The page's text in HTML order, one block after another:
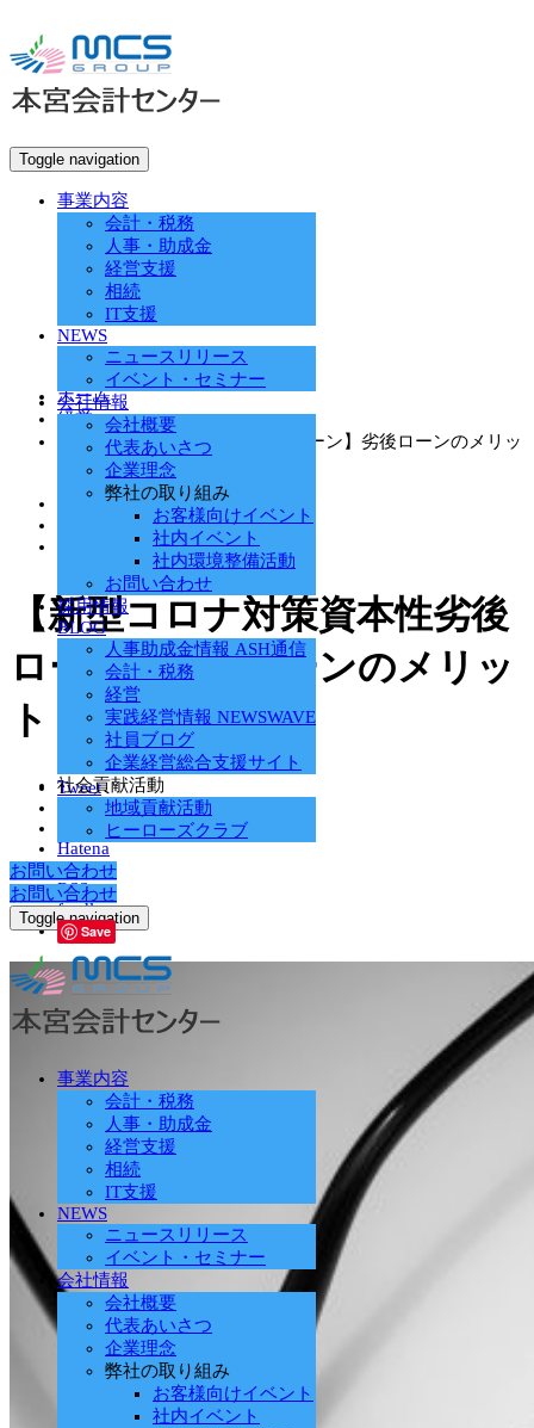
Toggle navigation
事業内容
会計・税務
人事・助成金
経営支援
相続
IT支援
NEWS
ニュースリリース
イベント・セミナー
会社情報
会社概要
代表あいさつ
企業理念
弊社の取り組み
お客様向けイベント
社内イベント
社内環境整備活動
お問い合わせ
採用情報
BLOG
人事助成金情報 ASH通信
会計・税務
経営
実践経営情報 NEWSWAVE
社員ブログ
企業経営総合支援サイト
社会貢献活動
地域貢献活動
ヒーローズクラブ
お問い合わせ
お問い合わせ
Toggle navigation
事業内容
会計・税務
人事・助成金
経営支援
相続
IT支援
NEWS
ニュースリリース
イベント・セミナー
会社情報
会社概要
代表あいさつ
企業理念
弊社の取り組み
お客様向けイベント
社内イベント
ホーム
経営
【新型コロナ対策資本性劣後ローン】劣後ローンのメリッ
2020.08.3
【新型コロナ対策資本性劣後
ローン】劣後ローンのメリッ
ト
Tweet
Share
Hatena
Pocket
RSS
feedly
Save